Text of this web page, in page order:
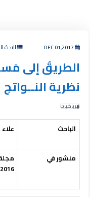
البحث
الطريقُ إلى
نظرية النــواتج
الرياضيات
الباحث
2016
منشور في